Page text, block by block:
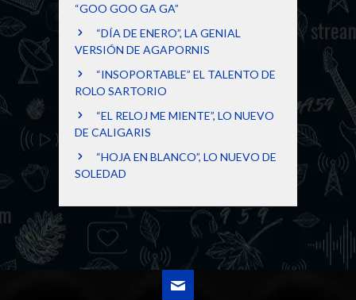
“GOO GOO GA GA”
“DÍA DE ENERO”, LA GENIAL
VERSIÓN DE AGAPORNIS
“INSOPORTABLE” EL TALENTO DE
ROLO SARTORIO
“EL RELOJ ME MIENTE”, LO NUEVO
DE CALIGARIS
“HOJA EN BLANCO”, LO NUEVO DE
SOLEDAD